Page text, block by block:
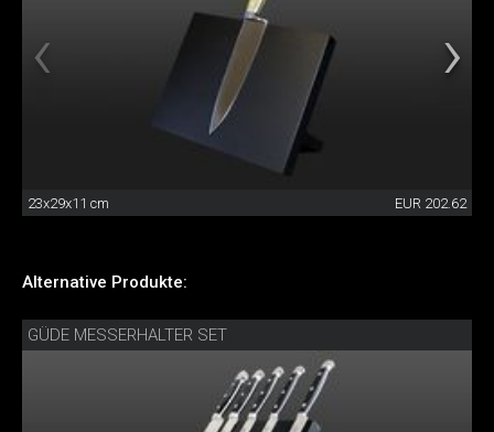
23x29x11 cm EUR 202.62
Alternative Produkte:
GÜDE MESSERHALTER SET